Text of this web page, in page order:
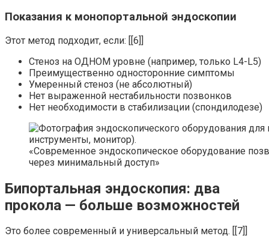
Показания к монопортальной эндоскопии
Этот метод подходит, если: [[6]]
Стеноз на ОДНОМ уровне (например, только L4-L5)
Преимущественно односторонние симптомы
Умеренный стеноз (не абсолютный)
Нет выраженной нестабильности позвонков
Нет необходимости в стабилизации (спондилодезе)
«Современное эндоскопическое оборудование
через минимальный доступ»
Бипортальная эндоскопия: два
прокола — больше возможностей
Это более современный и универсальный метод. [[7]]